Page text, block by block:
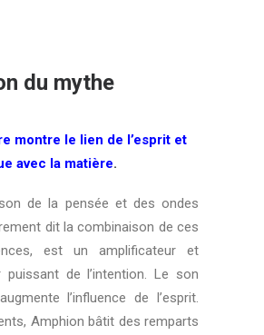
du mythe
montre le lien de l’esprit et
avec la matière.
de la pensée et des ondes
dit la combinaison de ces
est un amplificateur et
puissant de l’intention. Le son
l’influence de l’esprit.
Amphion bâtit des remparts